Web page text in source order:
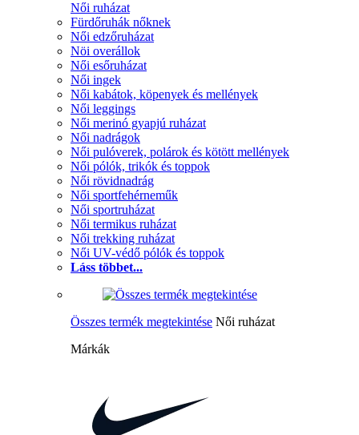
Női ruházat
Fürdőruhák nőknek
Női edzőruházat
Nöi overállok
Női esőruházat
Női ingek
Női kabátok, köpenyek és mellények
Női leggings
Női merinó gyapjú ruházat
Női nadrágok
Női pulóverek, polárok és kötött mellények
Női pólók, trikók és toppok
Női rövidnadrág
Női sportfehérneműk
Női sportruházat
Női termikus ruházat
Női trekking ruházat
Női UV-védő pólók és toppok
Láss többet...
Összes termék megtekintése Női ruházat
Márkák